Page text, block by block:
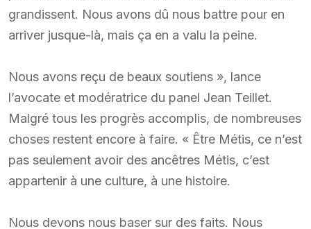
grandissent. Nous avons dû nous battre pour en
arriver jusque-là, mais ça en a valu la peine.
Nous avons reçu de beaux soutiens », lance
l’avocate et modératrice du panel Jean Teillet.
Malgré tous les progrès accomplis, de nombreuses
choses restent encore à faire. « Être Métis, ce n’est
pas seulement avoir des ancêtres Métis, c’est
appartenir à une culture, à une histoire.
Nous devons nous baser sur des faits. Nous